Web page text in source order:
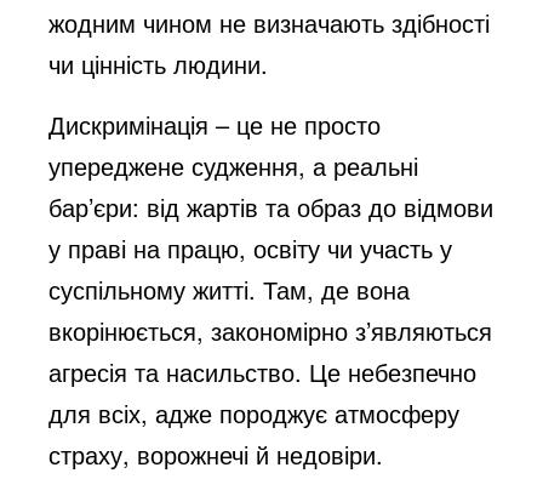
жодним чином не визначають здібності
чи цінність людини.
Дискримінація – це не просто
упереджене судження, а реальні
бар’єри: від жартів та образ до відмови
у праві на працю, освіту чи участь у
суспільному житті. Там, де вона
вкорінюється, закономірно з’являються
агресія та насильство. Це небезпечно
для всіх, адже породжує атмосферу
страху, ворожнечі й недовіри.